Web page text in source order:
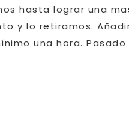
hasta lograr una
y lo retiramos.
una hora.